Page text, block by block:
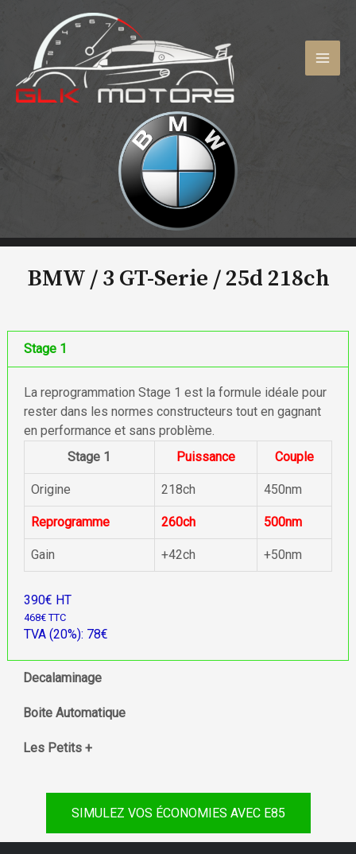
contenu
BMW / 3 GT-Serie /25d 218ch
Stage 1
La reprogrammation Stage 1 est la formule idéale pour
rester dans les normes constructeurs tout en gagnant
en performance et sans problème.
Stage 1
Puissance Couple
Origine 218ch 450nm
Reprogramme 260ch 500nm
Gain +42ch +50nm
390€ HT
468€ TTC
TVA (20%): 78€
Decalaminage
Boite Automatique
Les Petits +
SIMULEZ VOS ÉCONOMIES AVEC E85